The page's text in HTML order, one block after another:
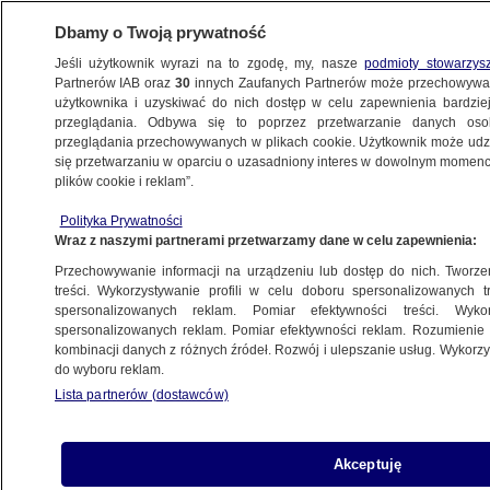
ŚWIAT
administracja nie mówi o tym jasno
Aleksandra Sapeta
20.05.2026, 07:23
Posłuchaj artykułu
Czyta lektor AI
Dbamy o Twoją prywatność
Jeśli użytkownik wyrazi na to zgodę, my, naszepodmioty
Partnerów IAB oraz30 innych Zaufanych Partnerów może
użytkownika i uzyskiwać do nich dostęp w celu zapewnienia
przeglądania. Odbywa się to poprzez przetwarzanie danych
przeglądania przechowywanych w plikach cookie. Użytkownik może
się przetwarzaniu w oparciu o uzasadniony interes w dowolnym
plików cookie i reklam”.
Polityka Prywatności
Wraz z naszymi partnerami przetwarzamy dane w celu zapewnienia:
Przechowywanie informacji na urządzeniu lub dostęp do nich.
treści. Wykorzystywanie profili w celu doboru spersonalizowanych
spersonalizowanych reklam. Pomiar efektywności treści.
spersonalizowanych reklam. Pomiar efektywności reklam.
kombinacji danych z różnych źródeł. Rozwój i ulepszanie usług.
do wyboru reklam.
Lista partnerów (dostawców)
Akceptuję